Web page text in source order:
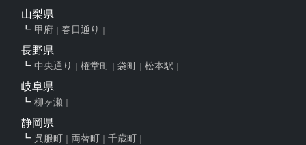
山梨県
甲府 春日通り
長野県
中央通り 権堂町 袋町 松本駅
岐阜県
柳ヶ瀬
静岡県
呉服町 両替町 千歳町